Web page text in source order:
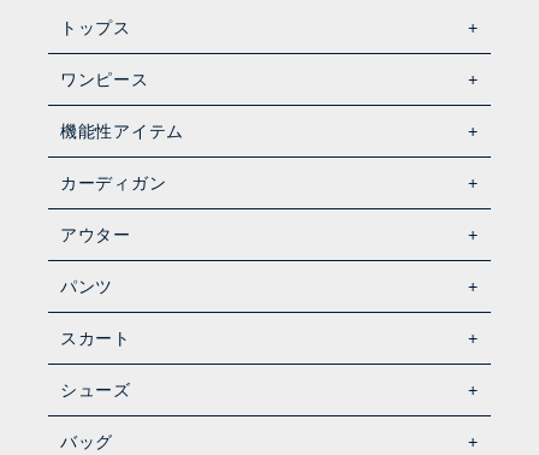
トップス
ワンピース
機能性アイテム
カーディガン
アウター
パンツ
スカート
シューズ
バッグ